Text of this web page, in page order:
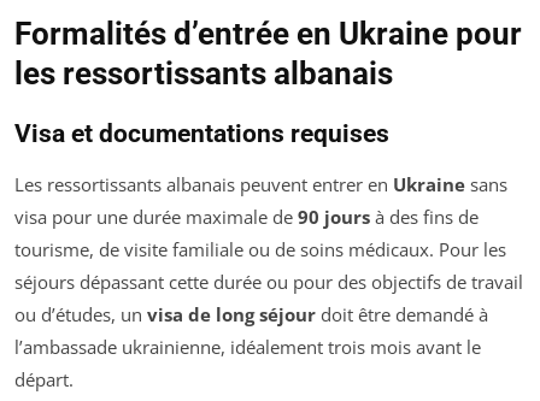
Formalités d’entrée en Ukraine pour
les ressortissants albanais
Visa et documentations requises
Les ressortissants albanais peuvent entrer en Ukraine sans
visa pour une durée maximale de 90 jours à des fins de
tourisme, de visite familiale ou de soins médicaux. Pour les
séjours dépassant cette durée ou pour des objectifs de travail
ou d’études, un visa de long séjour doit être demandé à
l’ambassade ukrainienne, idéalement trois mois avant le
départ.